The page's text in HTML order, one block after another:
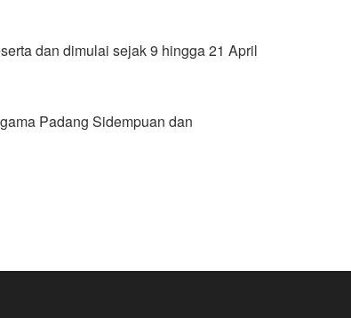
dan dimulai sejak 9 hingga 21 April
Padang Sidempuan dan